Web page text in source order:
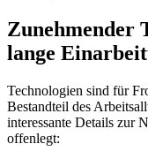
Zunehmender
lange
Technologien sind für
Bestandteil des
interessante Details zur
offenlegt: